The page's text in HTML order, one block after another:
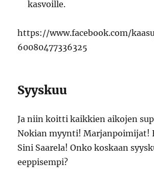
kasvoille.
https://www.facebook.com/
60080477336325
Syyskuu
Ja niin koitti kaikkien aikojen
Nokian myynti! Marjanpoimijat!
Sini Saarela! Onko koskaan
eeppisempi?